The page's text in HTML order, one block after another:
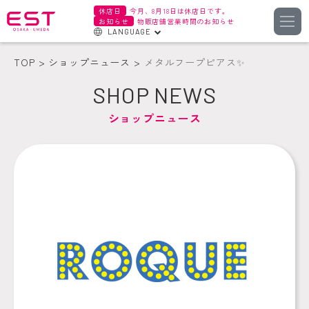
休店日
今月、8月18日は休店日です。
お知らせ
物販店舗営業時間のお知らせ
LANGUAGE
簡体字
繁体字
TOP ショップニュース メタルフープピアス✨
SHOP NEWS
ショップニュース